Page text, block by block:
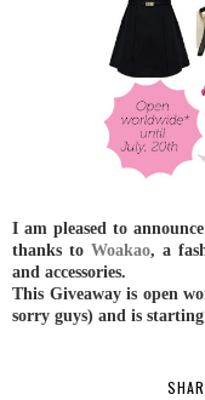
I am pleased to
thanks to Woakao, a
and accessories.
This Giveaway is open
sorry guys) and is